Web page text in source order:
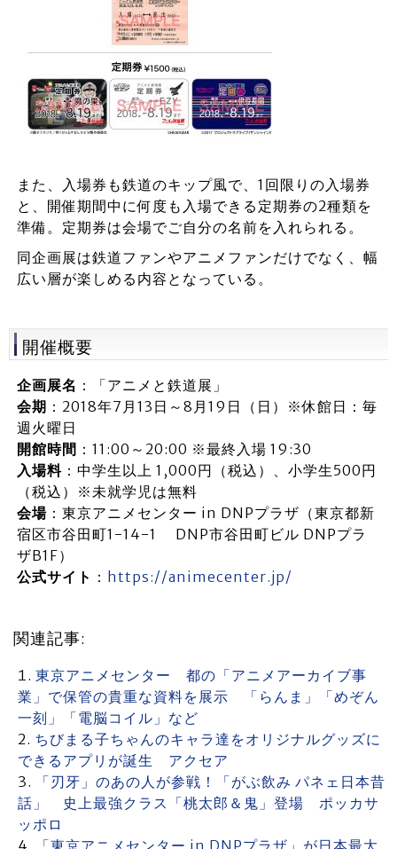
また、入場券も鉄道のキップ風で、1回限りの入場券
と、開催期間中に何度も入場できる定期券の2種類を
準備。定期券は会場でご自分の名前を入れられる。
同企画展は鉄道ファンやアニメファンだけでなく、幅
広い層が楽しめる内容となっている。
開催概要
企画展名 ：「アニメと鉄道展」
会期 ：2018年7月13日～8月19日（日）※休館日：毎
週火曜日
開館時間 ：11:00～20:00 ※最終入場 19:30
入場料：中学生以上 1,000円（税込）、小学生500円
（税込）※未就学児は無料
会場：東京アニメセンター in DNPプラザ（東京都新
宿区市谷田町1-14-1 DNP市谷田町ビル DNPプラ
ザB1F）
公式サイト ： https://animecenter.jp/
関連記事:
東京アニメセンター 都の「アニメアーカイブ事
業」で保管の貴重な資料を展示 「らんま」「めぞん
一刻」「電脳コイル」など
ちびまる子ちゃんのキャラ達をオリジナルグッズに
できるアプリが誕生 アクセア
「刃牙」のあの人が参戦！「がぶ飲み パネェ日本昔
話」 史上最強クラス「桃太郎＆鬼」登場 ポッカサ
ッポロ
「東京アニメセンター in DNPプラザ」が日本最大